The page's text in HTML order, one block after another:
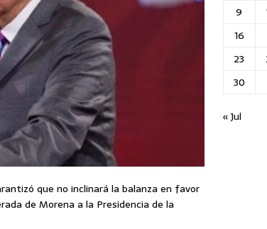
que no inclinará la balanza en favor
de Morena a la Presidencia de la
9
16
23
30
« Jul